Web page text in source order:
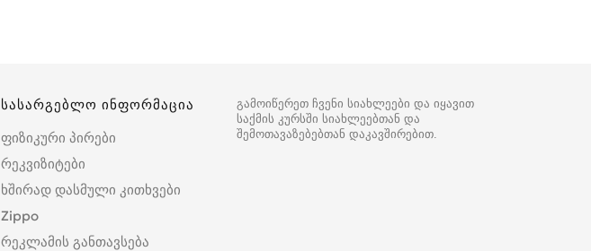
გამოიწერეთ ჩვენი სიახლეები და იყავით
საქმის კურსში სიახლეებთან და
შემოთავაზებებთან დაკავშირებით.
სასარგებლო ინფორმაცია
ფიზიკური პირები
რეკვიზიტები
ხშირად დასმული კითხვები
Zippo
რეკლამის განთავსება